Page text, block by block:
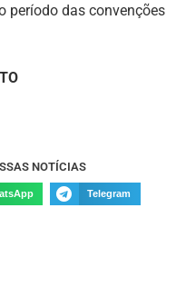
período das convenções
NOTÍCIAS
Telegram